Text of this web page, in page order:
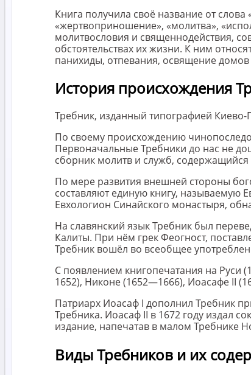
Книга получила своё название от
«жертвоприношение», «молитва»,
молитвословия и священнодействия,
обстоятельствах их жизни. К ним
панихиды, отпевания, освящение домов
История происхождения
Требник, изданный типографией Киево-
По своему происхождению
Первоначальные Требники до нас не
сборник молитв и служб, содержащийся
По мере развития внешней стороны
составляют единую книгу, называемую
Евхологион Синайского монастыря,
На славянский язык Требник был
Калиты. При нём грек Феогност,
Требник вошёл во всеобщее
С появлением книгопечатания на Руси
1652), Никоне (1652—1666), Иоасафе II
Патриарх Иоасаф I дополнил Требник
Требника. Иоасаф II в 1672 году издал
издание, напечатав в малом Требнике
Виды Требников и их